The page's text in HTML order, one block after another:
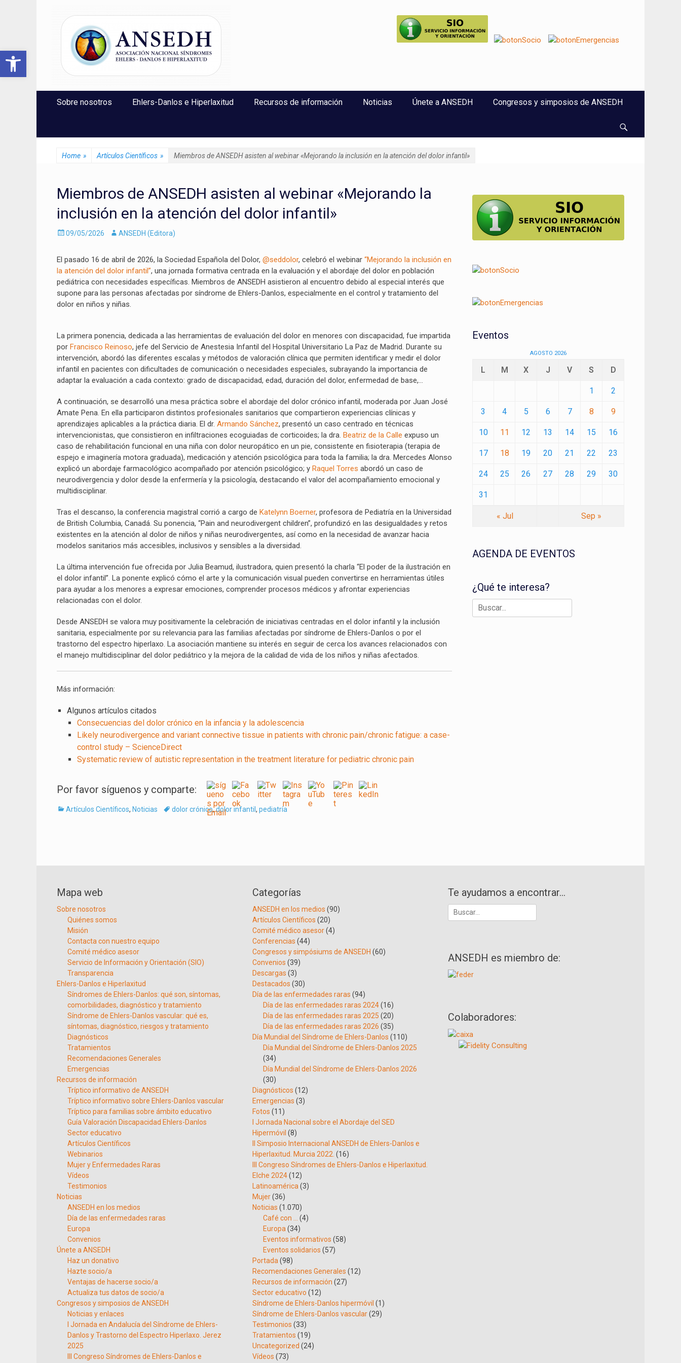
Abrir barra de herramientas
ANSEDH
Menú Principal
Sobre nosotros Ehlers-Danlos e Hiperlaxitud Recursos de información Noticias Únete a ANSEDH Congresos y simposios de ANSEDH
Home » Artículos Científicos » Miembros de ANSEDH asisten al webinar «Mejorando la inclusión en la atención del dolor infantil»
Miembros de ANSEDH asisten al webinar «Mejorando la
inclusión en la atención del dolor infantil»
Enviado
09/05/2026 AutorANSEDH (Editora)
El pasado 16 de abril de 2026, la Sociedad Española del Dolor, @seddolor, celebró el webinar “Mejorando la inclusión en
la atención del dolor infantil”, una jornada formativa centrada en la evaluación y el abordaje del dolor en población
pediátrica con necesidades específicas. Miembros de ANSEDH asistieron al encuentro debido al especial interés que
supone para las personas afectadas por síndrome de Ehlers-Danlos, especialmente en el control y tratamiento del
dolor en niños y niñas.
La primera ponencia, dedicada a las herramientas de evaluación del dolor en menores con discapacidad, fue impartida
por Francisco Reinoso, jefe del Servicio de Anestesia Infantil del Hospital Universitario La Paz de Madrid. Durante su
intervención, abordó las diferentes escalas y métodos de valoración clínica que permiten identificar y medir el dolor
infantil en pacientes con dificultades de comunicación o necesidades especiales, subrayando la importancia de
adaptar la evaluación a cada contexto: grado de discapacidad, edad, duración del dolor, enfermedad de base,…
A continuación, se desarrolló una mesa práctica sobre el abordaje del dolor crónico infantil, moderada por Juan José
Amate Pena. En ella participaron distintos profesionales sanitarios que compartieron experiencias clínicas y
aprendizajes aplicables a la práctica diaria. El dr. Armando Sánchez, presentó un caso centrado en técnicas
intervencionistas, que consistieron en infiltraciones ecoguiadas de corticoides; la dra. Beatriz de la Calle expuso un
caso de rehabilitación funcional en una niña con dolor neuropático en un pie, consistente en fisioterapia (terapia de
espejo e imaginería motora graduada), medicación y atención psicológica para toda la familia; la dra. Mercedes Alonso
explicó un abordaje farmacológico acompañado por atención psicológico; y Raquel Torres abordó un caso de
neurodivergencia y dolor desde la enfermería y la psicología, destacando el valor del acompañamiento emocional y
multidisciplinar.
Tras el descanso, la conferencia magistral corrió a cargo de Katelynn Boerner, profesora de Pediatría en la Universidad
de British Columbia, Canadá. Su ponencia, “Pain and neurodivergent children”, profundizó en las desigualdades y retos
existentes en la atención al dolor de niños y niñas neurodivergentes, así como en la necesidad de avanzar hacia
modelos sanitarios más accesibles, inclusivos y sensibles a la diversidad.
La última intervención fue ofrecida por Julia Beamud, ilustradora, quien presentó la charla “El poder de la ilustración en
el dolor infantil”. La ponente explicó cómo el arte y la comunicación visual pueden convertirse en herramientas útiles
para ayudar a los menores a expresar emociones, comprender procesos médicos y afrontar experiencias
relacionadas con el dolor.
Desde ANSEDH se valora muy positivamente la celebración de iniciativas centradas en el dolor infantil y la inclusión
sanitaria, especialmente por su relevancia para las familias afectadas por síndrome de Ehlers-Danlos o por el
trastorno del espectro hiperlaxo. La asociación mantiene su interés en seguir de cerca los avances relacionados con
el manejo multidisciplinar del dolor pediátrico y la mejora de la calidad de vida de los niños y niñas afectados.
Más información:
Algunos artículos citados
Consecuencias del dolor crónico en la infancia y la adolescencia
Likely neurodivergence and variant connective tissue in patients with chronic pain/chronic fatigue: a case-
control study – ScienceDirect
Systematic review of autistic representation in the treatment literature for pediatric chronic pain
Por favor síguenos y comparte:
Categorías
Artículos Científicos, Noticias Tagsdolor crónico,dolor infantil , pediatría
entradas
Eventos
AGOSTO 2026
L M X J V S D
1 2
3 4 5 6 7 8 9
10 11 12 13 14 15 16
17 18 19 20 21 22 23
24 25 26 27 28 29 30
31
« Jul Sep »
AGENDA DE EVENTOS
¿Qué te interesa?
Buscar:
Mapa web
Sobre nosotros
Quiénes somos
Misión
Contacta con nuestro equipo
Comité médico asesor
Servicio de Información y Orientación (SIO)
Transparencia
Ehlers-Danlos e Hiperlaxitud
Síndromes de Ehlers-Danlos: qué son, síntomas,
comorbilidades, diagnóstico y tratamiento
Síndrome de Ehlers-Danlos vascular: qué es,
síntomas, diagnóstico, riesgos y tratamiento
Diagnósticos
Tratamientos
Recomendaciones Generales
Emergencias
Recursos de información
Tríptico informativo de ANSEDH
Tríptico informativo sobre Ehlers-Danlos vascular
Tríptico para familias sobre ámbito educativo
Guía Valoración Discapacidad Ehlers-Danlos
Sector educativo
Artículos Científicos
Webinarios
Mujer y Enfermedades Raras
Vídeos
Testimonios
Noticias
ANSEDH en los medios
Día de las enfermedades raras
Europa
Convenios
Únete a ANSEDH
Haz un donativo
Hazte socio/a
Ventajas de hacerse socio/a
Actualiza tus datos de socio/a
Congresos y simposios de ANSEDH
Noticias y enlaces
I Jornada en Andalucía del Síndrome de Ehlers-
Danlos y Trastorno del Espectro Hiperlaxo. Jerez
2025
III Congreso Síndromes de Ehlers-Danlos e
Categorías
ANSEDH en los medios (90)
Artículos Científicos (20)
Comité médico asesor(4)
Conferencias (44)
Congresos y simpósiums de ANSEDH (60)
Convenios (39)
Descargas (3)
Destacados (30)
Día de las enfermedades raras (94)
Día de las enfermedades raras 2024(16)
Día de las enfermedades raras 2025 (20)
Día de las enfermedades raras 2026 (35)
Día Mundial del Síndrome de Ehlers-Danlos (110)
Día Mundial del Síndrome de Ehlers-Danlos 2025
(34)
Día Mundial del Síndrome de Ehlers-Danlos 2026
(30)
Diagnósticos (12)
Emergencias (3)
Fotos (11)
I Jornada Nacional sobre el Abordaje del SED
Hipermóvil (8)
II Simposio Internacional ANSEDH de Ehlers-Danlos e
Hiperlaxitud. Murcia 2022. (16)
III Congreso Síndromes de Ehlers-Danlos e Hiperlaxitud.
Elche 2024(12)
Latinoamérica (3)
Mujer(36)
Noticias (1.070)
Café con …
(4)
Europa (34)
Eventos informativos (58)
Eventos solidarios (57)
Portada (98)
Recomendaciones Generales (12)
Recursos de información (27)
Sector educativo (12)
Síndrome de Ehlers-Danlos hipermóvil (1)
Síndrome de Ehlers-Danlos vascular(29)
Testimonios (33)
Tratamientos (19)
Uncategorized (24)
Vídeos (73)
Te ayudamos a encontrar…
Buscar:
ANSEDH es miembro de:
Colaboradores: